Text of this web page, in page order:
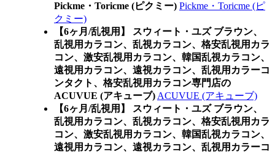
Pickme・Toricme (ピクミー) Pickme・Toricme (ピ
クミー)
【6ヶ月/乱視用】 スウィート・ユズ ブラウン、
乱視用カラコン、乱視カラコン、格安乱視用カラ
コン、激安乱視用カラコン、韓国乱視カラコン、
遠視用カラコン、遠視カラコン、乱視用カラーコ
ンタクト、格安乱視用カラコン専門店の
ACUVUE (アキューブ) ACUVUE (アキューブ)
【6ヶ月/乱視用】 スウィート・ユズ ブラウン、
乱視用カラコン、乱視カラコン、格安乱視用カラ
コン、激安乱視用カラコン、韓国乱視カラコン、
遠視用カラコン、遠視カラコン、乱視用カラーコ